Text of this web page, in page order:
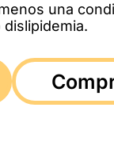
una